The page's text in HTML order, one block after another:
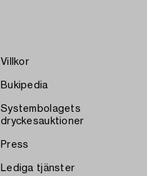
Villkor
Bukipedia
Systembolagets
dryckesauktioner
Press
Lediga tjänster